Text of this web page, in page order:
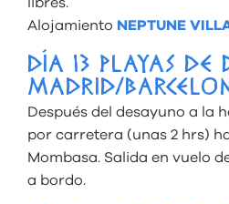
libres.
Alojamiento NEPTUNE
DÍA 13 PLAYAS DE
MADRID/
Después del desayuno a la
por carretera (unas 2 hrs)
Mombasa. Salida en vuelo
a bordo.